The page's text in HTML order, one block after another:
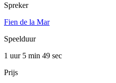
Spreker
Fien de la Mar
Speelduur
1 uur 5 min 49 sec
Prijs